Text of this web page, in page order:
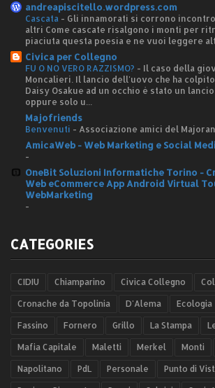
andreapiscitello.wordpress.com
Cascata - Gli innamorati si corrono
altri Come cascate risalgono i monti per
piaciuta questa poesia e ne vuoi leggere
Civica per Collegno
FU O NO VERO RAZZISMO? - Il caso della
Moncalieri. Il lancio dell'uovo che ha
Daisy Osakue ad un occhio è stato un
oppure solo u...
Majofriends
Benvenuti - Associazione amici del
AmicaWeb - Web Marketing e Social
-
OneBit Soluzioni Informatiche Torino -
Web eCommerce App Android Virtual
WebMarketing
-
CATEGORIES
CIDIU Chiamparino Civica Collegno
Cronache da Topolinia D'Alema Ecologia
Fassino Fornero Grillo La Stampa
Mafia Capitale Maletti Merkel Monti
Napolitano PdL Personale Punto di